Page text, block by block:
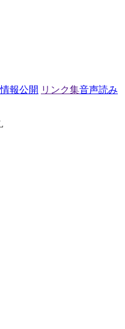
報公開 リンク集音声読み